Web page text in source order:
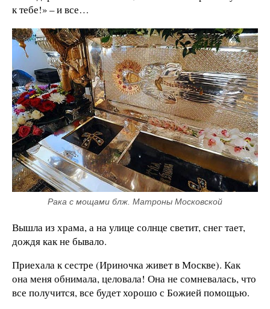
к тебе!» – и все…
Рака с мощами блж. Матроны Московской
Вышла из храма, а на улице солнце светит, снег тает,
дождя как не бывало.
Приехала к сестре (Ириночка живет в Москве). Как
она меня обнимала, целовала! Она не сомневалась, что
все получится, все будет хорошо с Божией помощью.